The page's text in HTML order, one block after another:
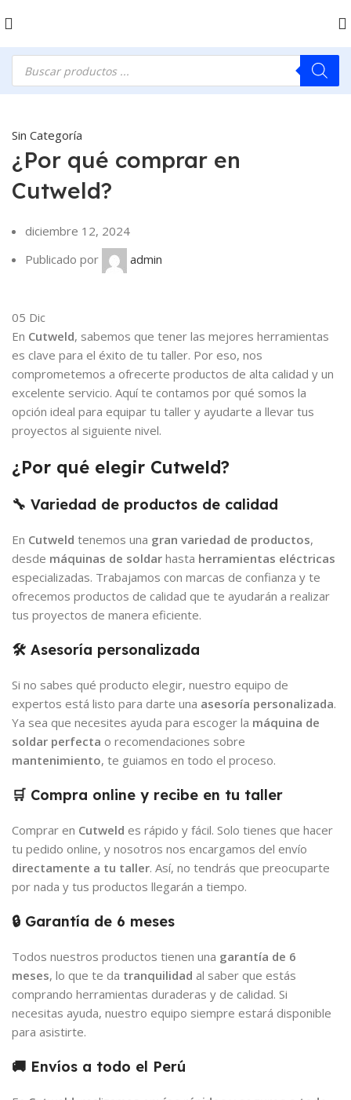
Sin Categoría
¿Por qué comprar en
Cutweld?
diciembre 12, 2024
Publicado por
admin
05 Dic
En Cutweld, sabemos que tener las mejores herramientas
es clave para el éxito de tu taller. Por eso, nos
comprometemos a ofrecerte productos de alta calidad y un
excelente servicio. Aquí te contamos por qué somos la
opción ideal para equipar tu taller y ayudarte a llevar tus
proyectos al siguiente nivel.
¿Por qué elegir Cutweld?
🔧 Variedad de productos de calidad
En Cutweld tenemos una gran variedad de productos,
desde máquinas de soldar hasta herramientas eléctricas
especializadas. Trabajamos con marcas de confianza y te
ofrecemos productos de calidad que te ayudarán a realizar
tus proyectos de manera eficiente.
🛠️ Asesoría personalizada
Si no sabes qué producto elegir, nuestro equipo de
expertos está listo para darte una asesoría personalizada.
Ya sea que necesites ayuda para escoger la máquina de
soldar perfecta o recomendaciones sobre
mantenimiento, te guiamos en todo el proceso.
🛒 Compra online y recibe en tu taller
Comprar en Cutweld es rápido y fácil. Solo tienes que hacer
tu pedido online, y nosotros nos encargamos del envío
directamente a tu taller. Así, no tendrás que preocuparte
por nada y tus productos llegarán a tiempo.
🔒 Garantía de 6 meses
Todos nuestros productos tienen una garantía de 6
meses, lo que te da tranquilidad al saber que estás
comprando herramientas duraderas y de calidad. Si
necesitas ayuda, nuestro equipo siempre estará disponible
para asistirte.
🚚 Envíos a todo el Perú